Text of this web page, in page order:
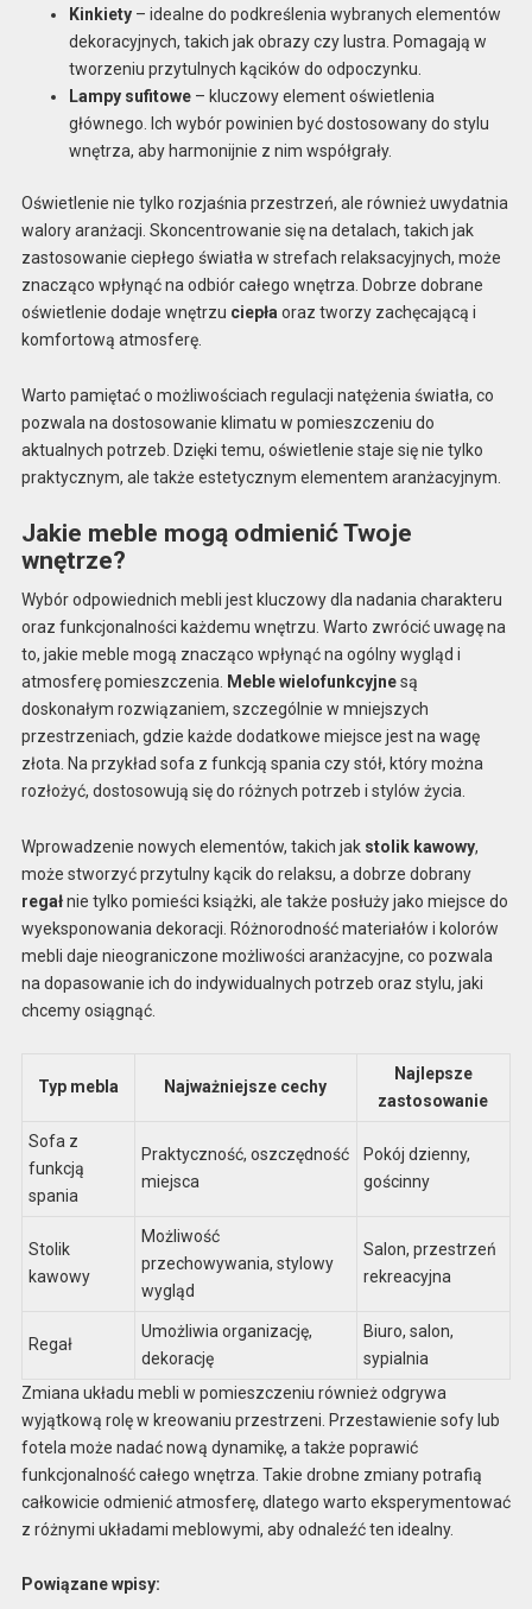
Kinkiety– idealne do podkreślenia wybranych elementów
dekoracyjnych, takich jak obrazy czy lustra. Pomagają w
tworzeniu przytulnych kącików do odpoczynku.
Lampy sufitowe– kluczowy element oświetlenia
głównego. Ich wybór powinien być dostosowany do stylu
wnętrza, aby harmonijnie z nim współgrały.
Oświetlenie nie tylko rozjaśnia przestrzeń, ale również uwydatnia
walory aranżacji. Skoncentrowanie się na detalach, takich jak
zastosowanie ciepłego światła w strefach relaksacyjnych, może
znacząco wpłynąć na odbiór całego wnętrza. Dobrze dobrane
oświetlenie dodaje wnętrzu ciepła oraz tworzy zachęcającą i
komfortową atmosferę.
Warto pamiętać o możliwościach regulacji natężenia światła, co
pozwala na dostosowanie klimatu w pomieszczeniu do
aktualnych potrzeb. Dzięki temu, oświetlenie staje się nie tylko
praktycznym, ale także estetycznym elementem aranżacyjnym.
Jakie meble mogą odmienić Twoje
wnętrze?
Wybór odpowiednich mebli jest kluczowy dla nadania charakteru
oraz funkcjonalności każdemu wnętrzu. Warto zwrócić uwagę na
to, jakie meble mogą znacząco wpłynąć na ogólny wygląd i
atmosferę pomieszczenia.
Meble wielofunkcyjnesą
doskonałym rozwiązaniem, szczególnie w mniejszych
przestrzeniach, gdzie każde dodatkowe miejsce jest na wagę
złota. Na przykład sofa z funkcją spania czy stół, który można
rozłożyć, dostosowują się do różnych potrzeb i stylów życia.
Wprowadzenie nowych elementów, takich jak stolik kawowy,
może stworzyć przytulny kącik do relaksu, a dobrze dobrany
regałnie tylko pomieści książki, ale także posłuży jako miejsce do
wyeksponowania dekoracji. Różnorodność materiałów i kolorów
mebli daje nieograniczone możliwości aranżacyjne, co pozwala
na dopasowanie ich do indywidualnych potrzeb oraz stylu, jaki
chcemy osiągnąć.
Typ mebla Najważniejsze cechy
Najlepsze
zastosowanie
Sofa z
funkcją
spania
Praktyczność, oszczędność
miejsca
Pokój dzienny,
gościnny
Stolik
kawowy
Możliwość
przechowywania, stylowy
wygląd
Salon, przestrzeń
rekreacyjna
Regał
Umożliwia organizację,
dekorację
Biuro, salon,
sypialnia
Zmiana układu mebli w pomieszczeniu również odgrywa
wyjątkową rolę w kreowaniu przestrzeni. Przestawienie sofy lub
fotela może nadać nową dynamikę, a także poprawić
funkcjonalność całego wnętrza. Takie drobne zmiany potrafią
całkowicie odmienić atmosferę, dlatego warto eksperymentować
z różnymi układami meblowymi, aby odnaleźć ten idealny.
Powiązane wpisy: